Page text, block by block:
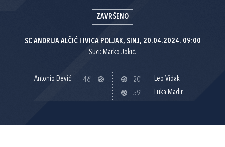
ZAVRŠENO
SC ANDRIJA ALČIĆ I IVICA POLJAK, SINJ, 20.04.2024. 09:00
Suci: Marko Jokić.
Antonio Dević 46' 20'
Leo Vidak
59'
Luka Madir